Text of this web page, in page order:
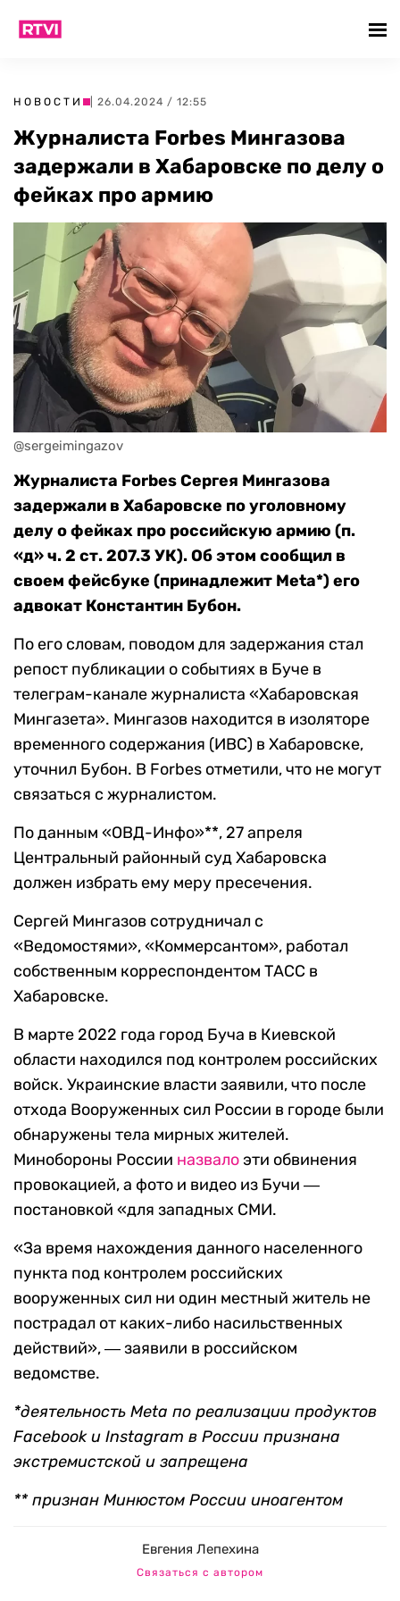
НОВОСТИ | 26.04.2024 / 12:55
Журналиста Forbes Мингазова
задержали в Хабаровске по делу о
фейках про армию
@sergeimingazov
Журналиста Forbes Сергея Мингазова
задержали в Хабаровске по уголовному
делу о фейках про российскую армию (п.
«д» ч. 2 ст. 207.3 УК). Об этом сообщил в
своем фейсбуке (принадлежит Meta*) его
адвокат Константин Бубон.
По его словам, поводом для задержания стал
репост публикации о событиях в Буче в
телеграм-канале журналиста «Хабаровская
Мингазета». Мингазов находится в изоляторе
временного содержания (ИВС) в Хабаровске,
уточнил Бубон. В Forbes отметили, что не могут
связаться с журналистом.
По данным «ОВД-Инфо»**, 27 апреля
Центральный районный суд Хабаровска
должен избрать ему меру пресечения.
Сергей Мингазов сотрудничал с
«Ведомостями», «Коммерсантом», работал
собственным корреспондентом ТАСС в
Хабаровске.
В марте 2022 года город Буча в Киевской
области находился под контролем российских
войск. Украинские власти заявили, что после
отхода Вооруженных сил России в городе были
обнаружены тела мирных жителей.
Минобороны России назвало эти обвинения
провокацией, а фото и видео из Бучи ―
постановкой «для западных СМИ.
«За время нахождения данного населенного
пункта под контролем российских
вооруженных сил ни один местный житель не
пострадал от каких-либо насильственных
действий», ― заявили в российском
ведомстве.
*деятельность Meta по реализации продуктов
Facebook и Instagram в России признана
экстремистской и запрещена
** признан Минюстом России иноагентом
Евгения Лепехина
Связаться с автором